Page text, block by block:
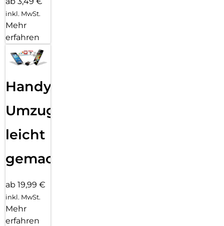
inkl. MwSt.
Mehr
erfahren
Handy
Umzug
leicht
gemacht!
ab 19,99 €
inkl. MwSt.
Mehr
erfahren